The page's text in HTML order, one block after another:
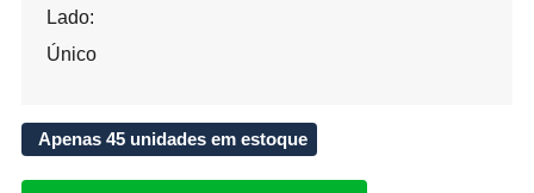
Lado:
Único
Apenas 45 unidades em estoque